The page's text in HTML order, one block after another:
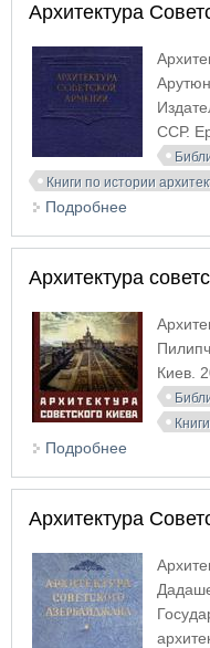
Архитектура
ССР.
Книги по истории
Подробнее
Архитектура
Киев.
Подробнее
Архитектура